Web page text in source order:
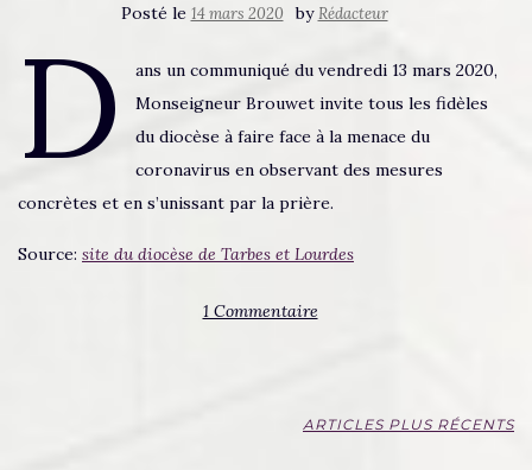
Posté le 14 mars 2020 byRédacteur
D
ans un communiqué du vendredi 13 mars 2020,
Monseigneur Brouwet invite tous les fidèles
du diocèse à faire face à la menace du
coronavirus en observant des mesures
concrètes et en s’unissant par la prière.
Source: site du diocèse de Tarbes et Lourdes
1 Commentaire
ARTICLES PLUS RÉCENTS